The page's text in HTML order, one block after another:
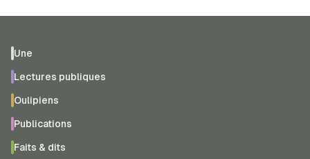
Une
Lectures publiques
Oulipiens
Publications
Faits & dits